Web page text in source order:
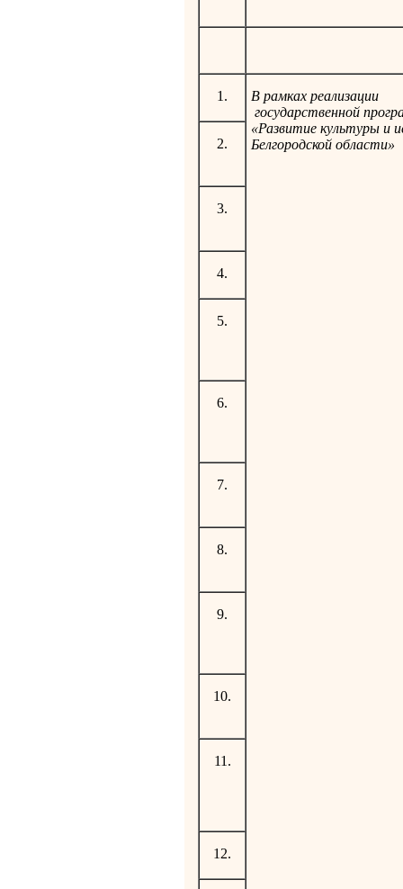
1.
В рамках реализации
государственной
«Развитие культуры и
Белгородской области»
2.
3.
4.
5.
6.
7.
8.
9.
10.
11.
12.